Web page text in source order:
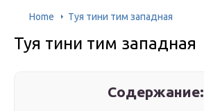
Home Туя тини тим западная
Туя тини тим западная
Содержание: